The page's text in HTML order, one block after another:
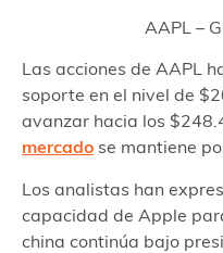
AAPL –
Las acciones de AAPL
soporte en el nivel de
avanzar hacia los
mercado se mantiene
Los analistas han
capacidad de Apple
china continúa bajo